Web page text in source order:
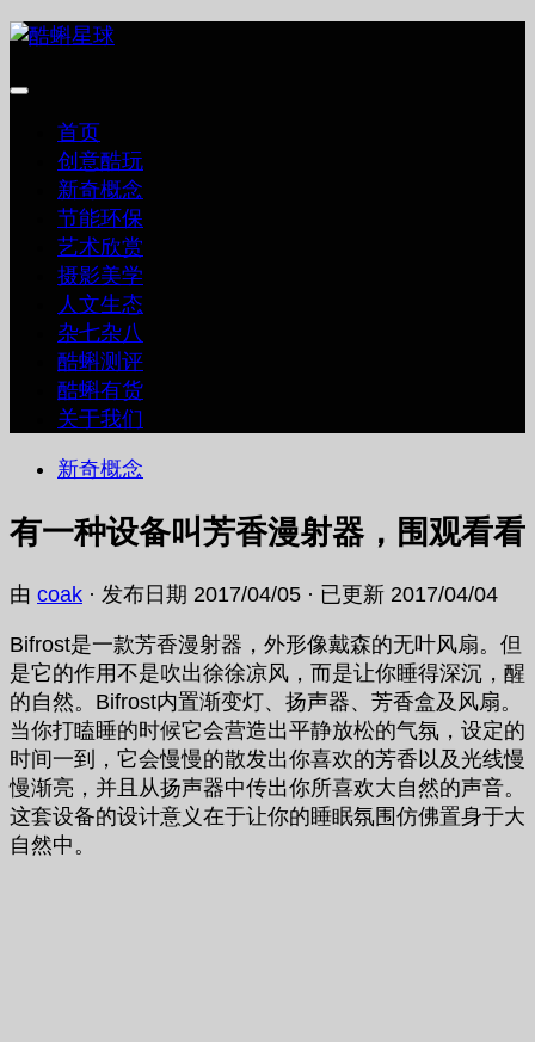
跳
内
首页
创意酷玩
新奇概念
节能环保
艺术欣赏
摄影美学
人文生态
杂七杂八
酷蝌测评
酷蝌有货
关于我们
新奇概念
有一种设备叫芳香漫射器，围观看看
由 coak · 发布日期 2017/04/05 · 已更新 2017/04/04
Bifrost是一款芳香漫射器，外形像戴森的无叶风扇。但
是它的作用不是吹出徐徐凉风，而是让你睡得深沉，醒
的自然。Bifrost内置渐变灯、扬声器、芳香盒及风扇。
当你打瞌睡的时候它会营造出平静放松的气氛，设定的
时间一到，它会慢慢的散发出你喜欢的芳香以及光线慢
慢渐亮，并且从扬声器中传出你所喜欢大自然的声音。
这套设备的设计意义在于让你的睡眠氛围仿佛置身于大
自然中。